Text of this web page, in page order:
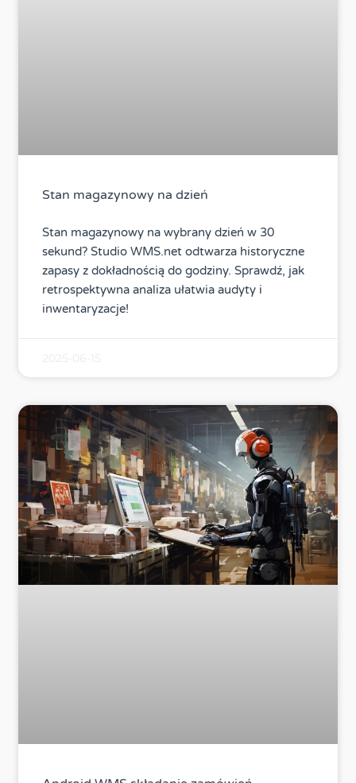
Stan magazynowy na dzień
Stan magazynowy na wybrany dzień w 30
sekund? Studio WMS.net odtwarza historyczne
zapasy z dokładnością do godziny. Sprawdź, jak
retrospektywna analiza ułatwia audyty i
inwentaryzacje!